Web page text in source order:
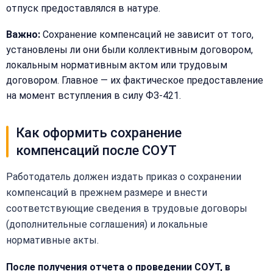
Закрыть
отпуск предоставлялся в натуре.
Важно: Сохранение компенсаций не зависит от того,
установлены ли они были коллективным договором,
локальным нормативным актом или трудовым
договором. Главное — их фактическое предоставление
на момент вступления в силу ФЗ-421.
Как оформить сохранение
компенсаций после СОУТ
Работодатель должен издать приказ о сохранении
компенсаций в прежнем размере и внести
соответствующие сведения в трудовые договоры
(дополнительные соглашения) и локальные
нормативные акты.
После получения отчета о проведении СОУТ, в